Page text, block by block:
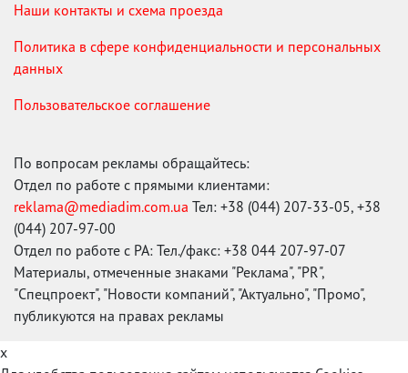
Наши контакты и схема проезда
Политика в сфере конфиденциальности и персональных
данных
Пользовательское соглашение
По вопросам рекламы обращайтесь:
Отдел по работе с прямыми клиентами:
reklama@mediadim.com.ua Тел: +38 (044) 207-33-05, +38
(044) 207-97-00
Отдел по работе с РА: Тел./факс: +38 044 207-97-07
Материалы, отмеченные знаками "Реклама", "PR",
"Спецпроект", "Новости компаний", "Актуально", "Промо",
публикуются на правах рекламы
x